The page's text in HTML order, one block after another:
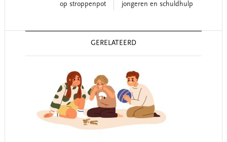
op stroppenpot
jongeren en schuldhulp
GERELATEERD